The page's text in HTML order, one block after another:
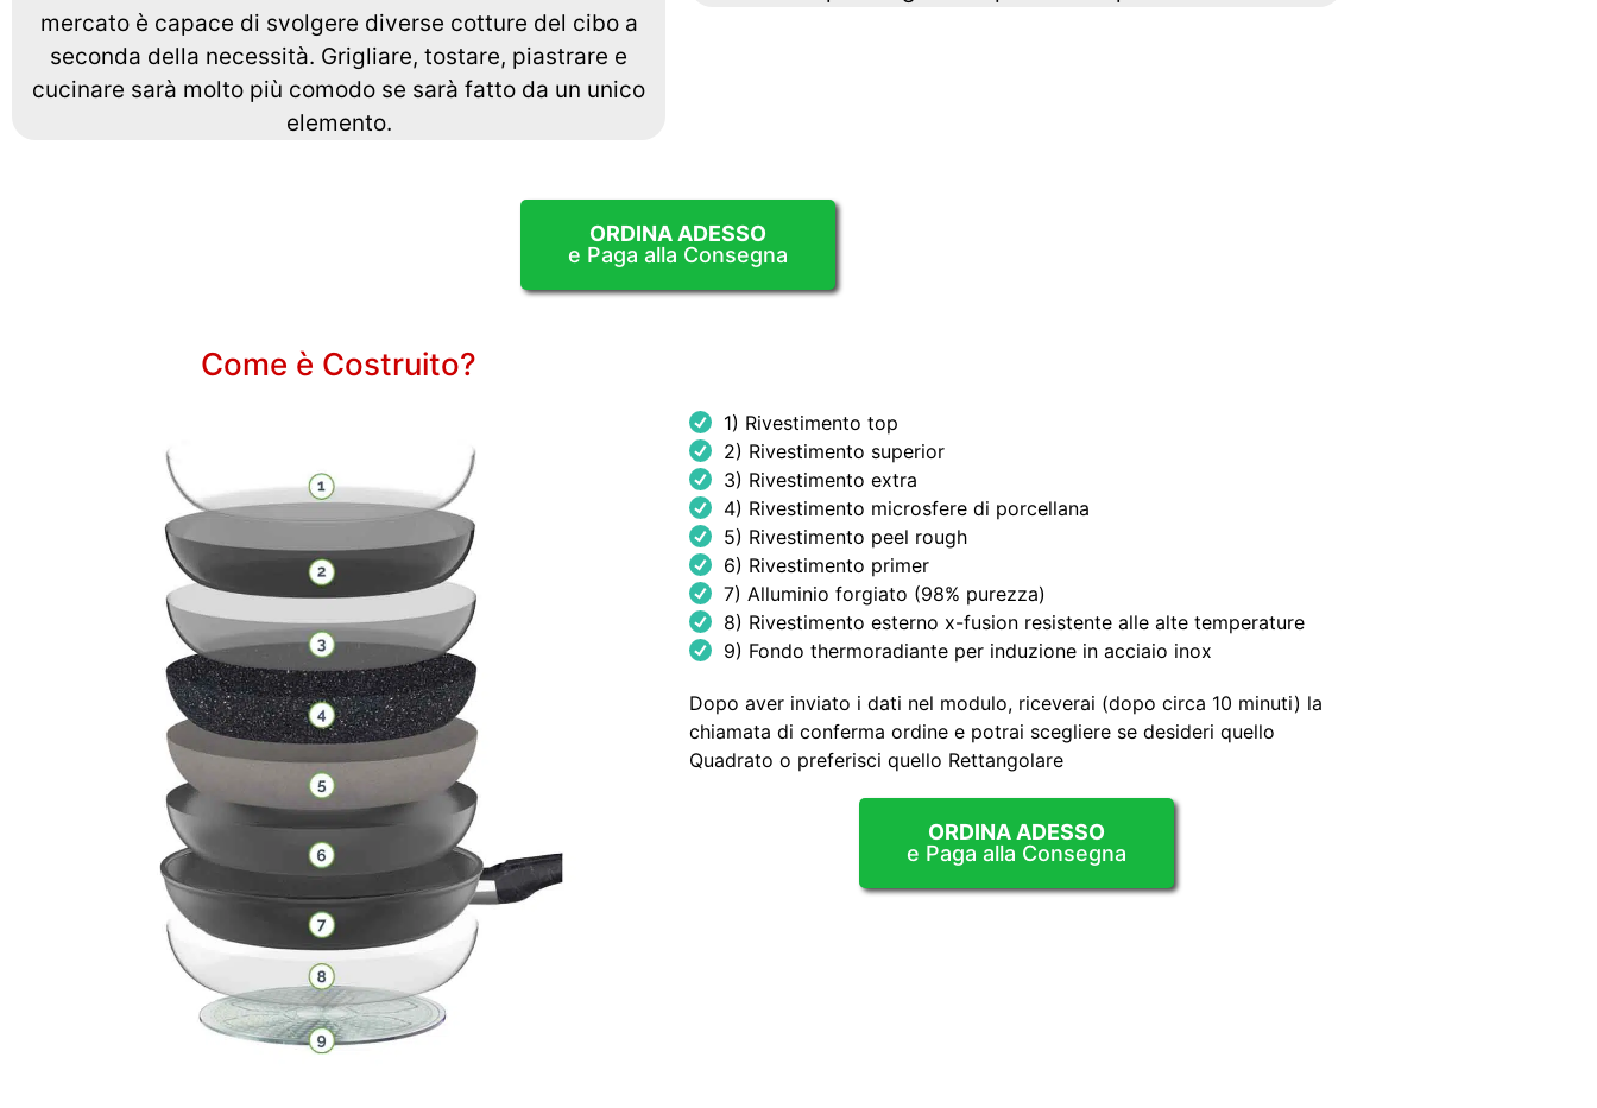
mercato è capace di svolgere diverse cotture del cibo a
seconda della necessità. Grigliare, tostare, piastrare e
cucinare sarà molto più comodo se sarà fatto da un unico
elemento.
ORDINA ADESSO
e Paga alla Consegna
Come è Costruito?
1) Rivestimento top
2) Rivestimento superior
3) Rivestimento extra
4) Rivestimento microsfere di porcellana
5) Rivestimento peel rough
6) Rivestimento primer
7) Alluminio forgiato (98% purezza)
8) Rivestimento esterno x-fusion resistente alle alte temperature
9) Fondo thermoradiante per induzione in acciaio inox
Dopo aver inviato i dati nel modulo, riceverai (dopo circa 10 minuti) la
chiamata di conferma ordine e potrai scegliere se desideri quello
Quadrato o preferisci quello Rettangolare
ORDINA ADESSO
e Paga alla Consegna